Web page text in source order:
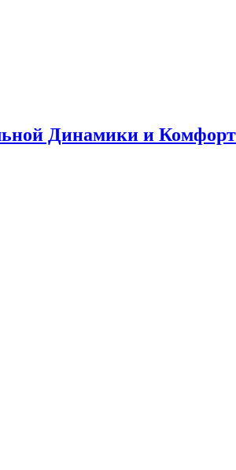
Динамики и